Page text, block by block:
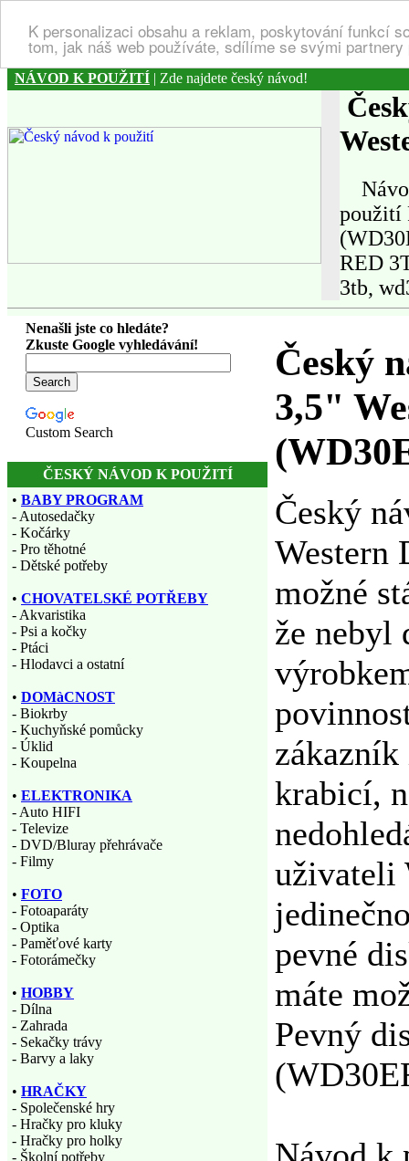
K personalizaci obsahu a reklam, poskytování funkcí
tom, jak náš web používáte, sdílíme se svými
NÁVOD K POUŽITÍ | Zde najdete český návod!
použití
RED
3tb,
Český
3,5"
Český
Western
možné
že nebyl
krabicí,
uživateli
pevné
máte
Pevný
Nenašli jste co hledáte?
Zkuste Google vyhledávání!
Custom Search
ČESKÝ NÁVOD K POUŽITÍ
• BABY PROGRAM
- Autosedačky
- Kočárky
- Pro těhotné
- Dětské potřeby
• CHOVATELSKÉ POTŘEBY
- Akvaristika
- Psi a kočky
- Ptáci
- Hlodavci a ostatní
• DOMàCNOST
- Biokrby
- Kuchyňské pomůcky
- Úklid
- Koupelna
• ELEKTRONIKA
- Auto HIFI
- Televize
- DVD/Bluray přehrávače
- Filmy
• FOTO
- Fotoaparáty
- Optika
- Paměťové karty
- Fotorámečky
• HOBBY
- Dílna
- Zahrada
- Sekačky trávy
- Barvy a laky
• HRAČKY
- Společenské hry
- Hračky pro kluky
- Hračky pro holky
- Školní potřeby